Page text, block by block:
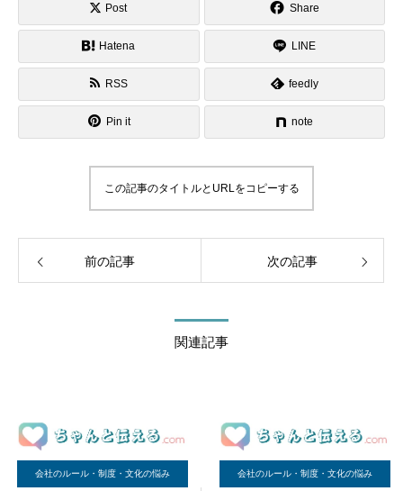
Post Share
Hatena LINE
RSS feedly
Pin it note
この記事のタイトルとURLをコピーする
前の記事 次の記事
関連記事
会社のルール・制度・文化の悩み 会社のルール・制度・文化の悩み